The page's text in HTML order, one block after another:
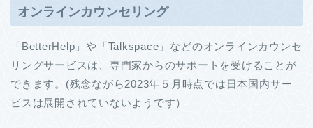
オンラインカウンセリング
「BetterHelp」や「Talkspace」などのオンラインカウンセ
リングサービスは、専門家からのサポートを受けることが
できます。(残念ながら2023年５月時点では日本国内サー
ビスは展開されていないようです）